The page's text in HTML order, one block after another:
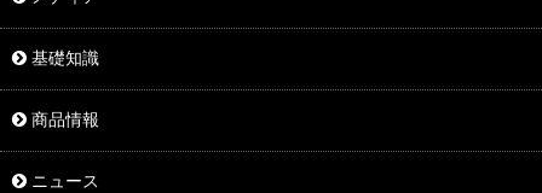
基礎知識
商品情報
ニュース